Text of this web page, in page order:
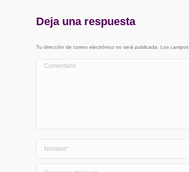
Deja una respuesta
Tu dirección de correo electrónico no será publicada. Los
Comentario